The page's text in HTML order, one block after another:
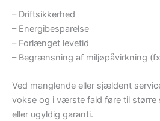
– Driftsikkerhed
– Energibesparelse
– Forlænget levetid
– Begrænsning af miljøpåvirkning
Ved manglende eller sjældent
vokse og i værste fald føre til større
eller ugyldig garanti.